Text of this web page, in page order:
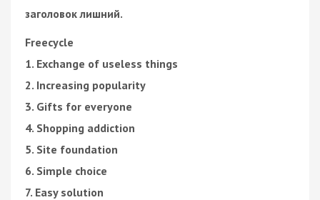
заголовок лишний.
Freecycle
1. Exchange of useless things
2. Increasing popularity
3. Gifts for everyone
4. Shopping addiction
5. Site foundation
6. Simple choice
7. Easy solution